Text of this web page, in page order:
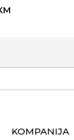
KOMPANIJA